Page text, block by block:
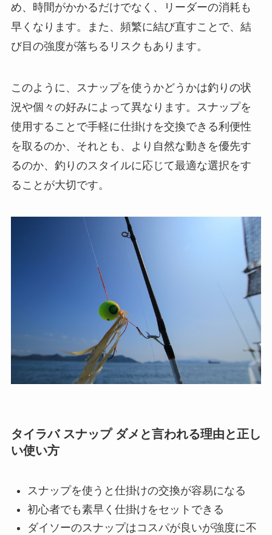
め、時間がかかるだけでなく、リーダーの消耗も
早くなります。また、頻繁に結び直すことで、結
び目の強度が落ちるリスクもあります。
このように、スナップを使うかどうかは釣りの状
況や個々の好みによって異なります。スナップを
使用することで手軽に仕掛けを交換できる利便性
を取るのか、それとも、より自然な動きを優先す
るのか、釣りのスタイルに応じて最適な選択をす
ることが大切です。
タイラバ スナップ ダメと言われる理由と正し
い使い方
スナップを使うと仕掛けの交換が容易になる
初心者でも素早く仕掛けをセットできる
ダイソーのスナップはコスパが良いが強度に不